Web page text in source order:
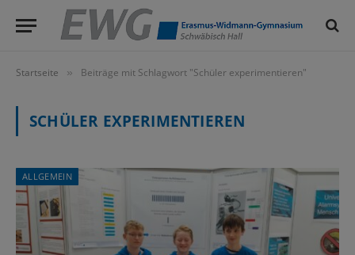
Startseite » Beiträge mit Schlagwort "Schüler experimentieren"
SCHÜLER EXPERIMENTIEREN
ALLGEMEIN